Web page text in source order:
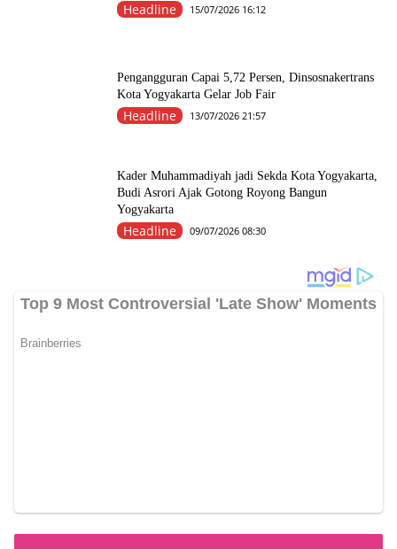
Headline 15/07/2026 16:12
Pengangguran Capai 5,72 Persen, Dinsosnakertrans
Kota Yogyakarta Gelar Job Fair
Headline 13/07/2026 21:57
Kader Muhammadiyah jadi Sekda Kota Yogyakarta,
Budi Asrori Ajak Gotong Royong Bangun
Yogyakarta
Headline 09/07/2026 08:30